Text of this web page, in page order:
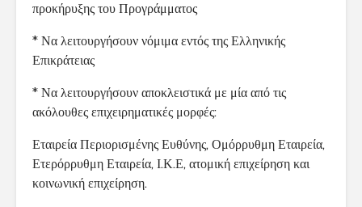
προκήρυξης του Προγράμματος
* Να λειτουργήσουν νόμιμα εντός της Ελληνικής
Επικράτειας
* Να λειτουργήσουν αποκλειστικά με μία από τις
ακόλουθες επιχειρηματικές μορφές:
Εταιρεία Περιορισμένης Ευθύνης, Ομόρρυθμη Εταιρεία,
Ετερόρρυθμη Εταιρεία, Ι.Κ.Ε, ατομική επιχείρηση και
κοινωνική επιχείρηση.